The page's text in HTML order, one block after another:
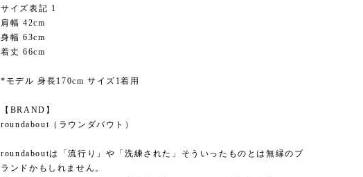
サイズ表記 1
肩幅 42cm
身幅 63cm
着丈 66cm
*モデル 身長170cm サイズ1着用
【BRAND】
roundabout（ラウンダバウト）
roundaboutは「流行り」や「洗練された」そういったものとは無縁のブ
ランドかもしれません。